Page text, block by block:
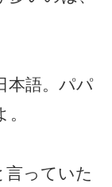
本語。パパ
言っていた